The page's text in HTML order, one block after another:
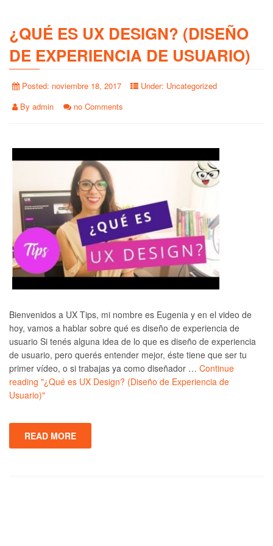
¿QUÉ ES UX DESIGN? (DISEÑO
DE EXPERIENCIA DE USUARIO)
Posted: noviembre 18, 2017 Under: Uncategorized
By admin no Comments
Bienvenidos a UX Tips, mi nombre es Eugenia y en el video de
hoy, vamos a hablar sobre qué es diseño de experiencia de
usuario Si tenés alguna idea de lo que es diseño de experiencia
de usuario, pero querés entender mejor, éste tiene que ser tu
primer vídeo, o si trabajas ya como diseñador … Continue
reading "¿Qué es UX Design? (Diseño de Experiencia de
Usuario)"
READ MORE